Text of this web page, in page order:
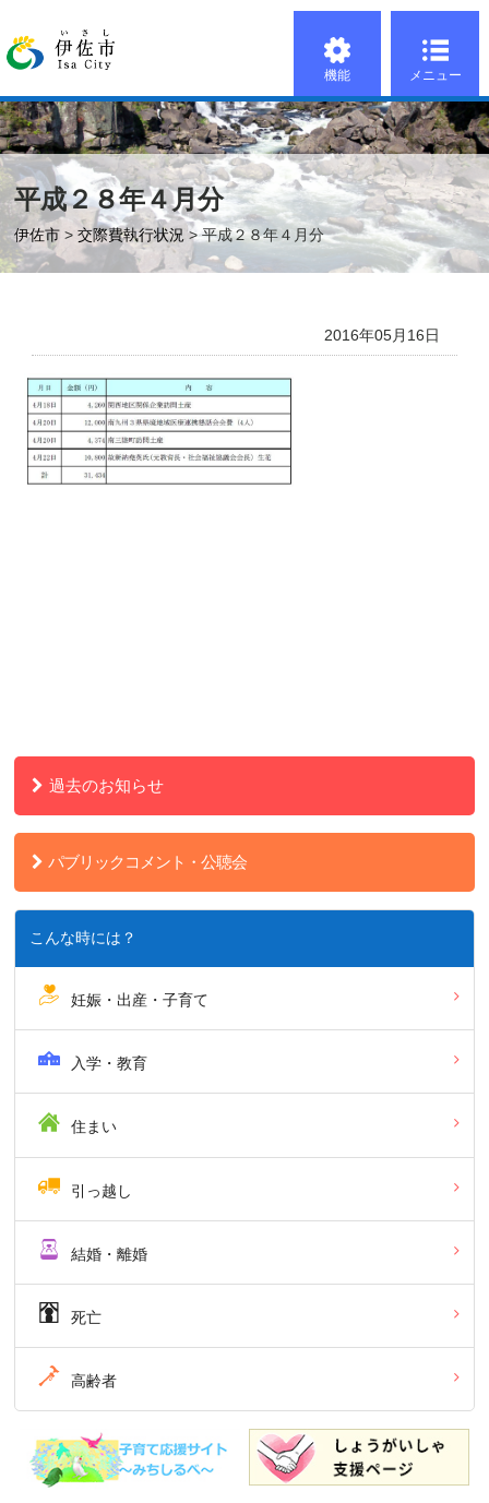
機能 メニュー
平成２８年４月分
伊佐市 >交際費執行状況 > 平成２８年４月分
2016年05月16日
過去のお知らせ
パブリックコメント・公聴会
こんな時には？
妊娠・出産・子育て
入学・教育
住まい
引っ越し
結婚・離婚
死亡
高齢者